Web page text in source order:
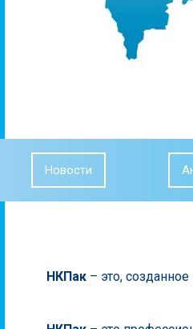
Новости
НКПак– это, созданное